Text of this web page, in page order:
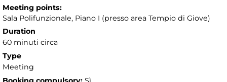
Meeting points:
Sala Polifunzionale, Piano I (presso area Tempio di Giove)
Duration
60 minuti circa
Type
Meeting